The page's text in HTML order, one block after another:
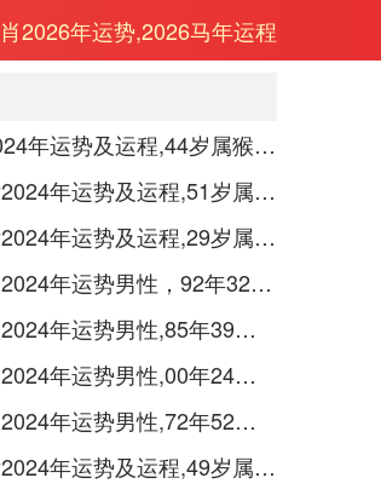
2026年运势,2026马年运程
1980属猴女2024年运势及运程,44岁属猴人2024全年每月运势女性如何
1973年属牛女2024年运势及运程,51岁属牛人2024全年每月运势女性如何
1995年属猪女2024年运势及运程,29岁属猪人2024全年每月运势女性如何
1992年属猴人2024年运势男性，92年32岁属猴男2024年每月运程怎么样
1985年属牛人2024年运势男性,85年39岁属牛男2024年每月运程怎么样
2000年属龙人2024年运势男性,00年24岁属龙男2024年每月运程怎么样
1972年属鼠人2024年运势男性,72年52岁属鼠男2024年每月运程怎么样
1975年属兔女2024年运势及运程,49岁属兔人2024全年每月运势女性如何